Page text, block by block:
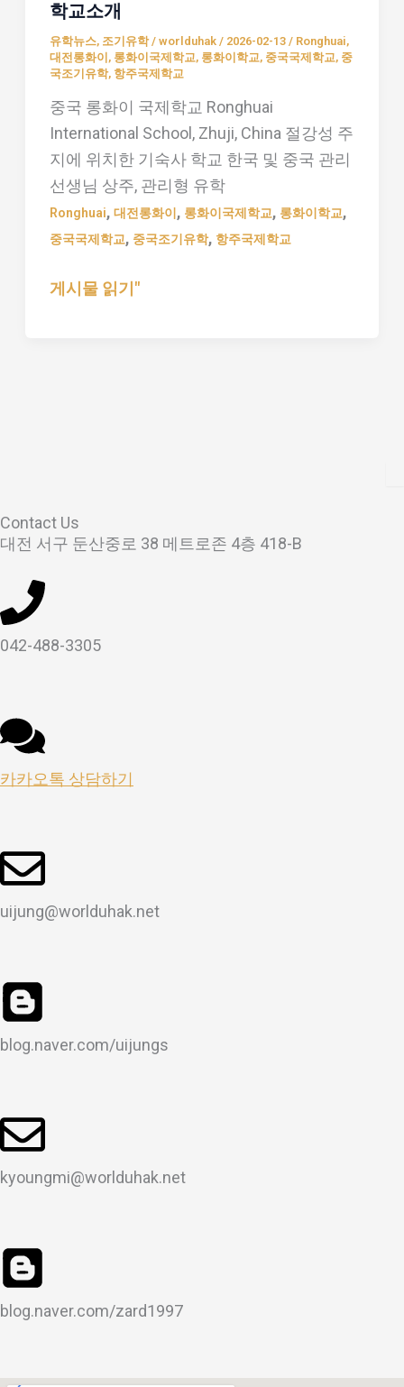
학교소개
유학뉴스, 조기유학/ worlduhak / 2026-02-13 / Ronghuai,
대전롱화이, 롱화이국제학교, 롱화이학교, 중국국제학교, 중
국조기유학, 항주국제학교
중국 롱화이 국제학교 Ronghuai
International School, Zhuji, China 절강성 주
지에 위치한 기숙사 학교 한국 및 중국 관리
선생님 상주, 관리형 유학
Ronghuai, 대전롱화이, 롱화이국제학교, 롱화이학교,
중국국제학교, 중국조기유학, 항주국제학교
교
기
유
학
|
롱
화
이
국
학
게시물 읽기"
Contact Us
대전 서구 둔산중로 38 메트로존 4층 418-B
042-488-3305
카카오톡 상담하기
uijung@worlduhak.net
blog.naver.com/uijungs
kyoungmi@worlduhak.net
blog.naver.com/zard1997